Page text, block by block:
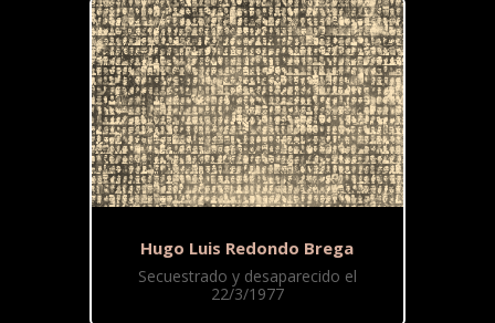
Hugo Luis Redondo Brega
Secuestrado y desaparecido el
22/3/1977